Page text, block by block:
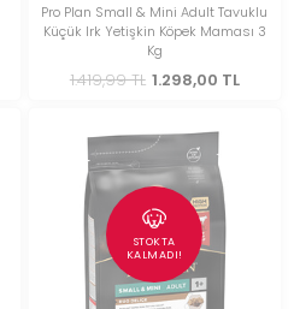
Pro Plan Small & Mini Adult Tavuklu
Küçük Irk Yetişkin Köpek Maması 3
Kg
1.419,99 TL 1.298,00 TL
STOKTA
KALMADI!